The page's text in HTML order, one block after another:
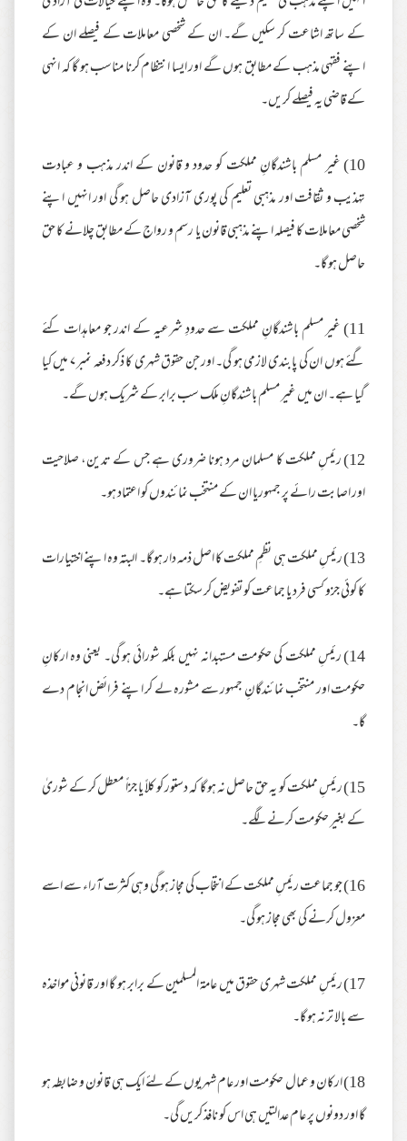
کے ساتھ اشاعت کر سکیں گے۔ ان کے شخصی معاملات کے فیصلے ان کے
اپنے فقہی مذہب کے مطابق ہوں گے اور ایسا انتظام کرنا مناسب ہو گا کہ انہی
کے قاضی یہ فیصلے کریں۔
10) غیر مسلم باشندگانِ مملکت کو حدود و قانون کے اندر مذہب و عبادت
تہذیب و ثقافت اور مذہبی تعلیم کی پوری آزادی حاصل ہو گی اور انہیں اپنے
شخصی معاملات کا فیصلہ اپنے مذہبی قانون یا رسم و رواج کے مطابق چلانے کا حق
حاصل ہو گا۔
11) غیر مسلم باشندگانِ مملکت سے حدودِ شرعیہ کے اندر جو معاہدات کئے
گئے ہوں ان کی پابندی لازمی ہو گی۔ اور جن حقوق شہری کا ذکر دفعہ نمبر ۷ میں کیا
گیا ہے۔ ان میں غیر مسلم باشندگانِ ملک سب برابر کے شریک ہوں گے۔
12) رئیسِ مملکت کا مسلمان مرد ہونا ضروری ہے جس کے تدین، صلاحیت
اور اصابت رائے پر جمہوریا ان کے منتخب نمائندوں کو اعتماد ہو۔
13) رئیسِ مملکت ہی نظمِ مملکت کا اصل ذمہ دار ہو گا۔ البتہ وہ اپنے اختیارات
کا کوئی جزو کسی فرد یا جماعت کو تفویض کر سکتا ہے۔
14) رئیسِ مملکت کی حکومت مستبدانہ نہیں بلکہ شورائی ہو گی۔ یعنی وہ ارکانِ
حکومت اور منتخب نمائندگانِ جمہور سے مشورہ لے کر اپنے فرائض انجام دے
گا۔
15) رئیسِ مملکت کو یہ حق حاصل نہ ہو گا کہ دستور کو کلاً یا جزاً معطل کر کے شوریٰ
کے بغیر حکومت کرنے لگے۔
16) جو جماعت رئیسِ مملکت کے انتخاب کی مجاز ہو گی وہی کثرت آراء سے اسے
معزول کرنے کی بھی مجاز ہو گی۔
17) رئیسِ مملکت شہری حقوق میں عامۃ المسلمین کے برابر ہو گا اور قانونی مواخذہ
سے بالا تر نہ ہو گا۔
18) ارکان و عمال حکومت اور عام شہریوں کے لئے ایک ہی قانون و ضابطہ ہو
گا اور دونوں پر عام عدالتیں ہی اس کو نافذ کریں گی۔